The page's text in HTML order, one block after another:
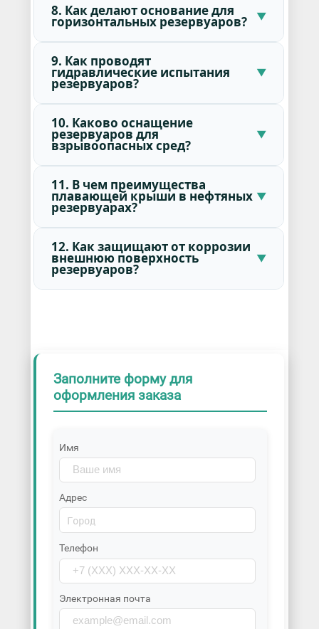
8. Как делают основание для
горизонтальных резервуаров?
9. Как проводят
гидравлические испытания
резервуаров?
10. Каково оснащение
резервуаров для
взрывоопасных сред?
11. В чем преимущества
плавающей крыши в нефтяных
резервуарах?
12. Как защищают от коррозии
внешнюю поверхность
резервуаров?
Заполните форму для
оформления заказа
Имя
Адрес
Телефон
Электронная почта